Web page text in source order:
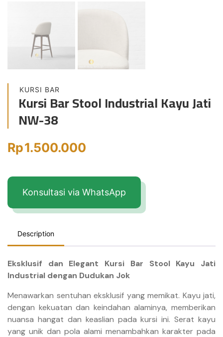
KURSI BAR
Kursi Bar Stool Industrial Kayu Jati
NW-38
Rp1.500.000
Konsultasi via WhatsApp
Description
Eksklusif dan Elegant Kursi Bar Stool Kayu Jati
Industrial dengan Dudukan Jok
Menawarkan sentuhan eksklusif yang memikat. Kayu jati,
dengan kekuatan dan keindahan alaminya, memberikan
nuansa hangat dan keaslian pada kursi ini. Serat kayu
yang unik dan pola alami menambahkan karakter pada